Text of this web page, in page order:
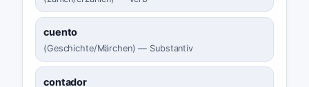
cuento
(Geschichte/Märchen) — Substantiv
contador